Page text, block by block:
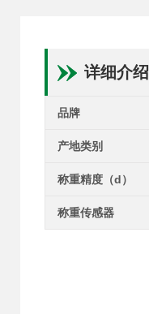
详细介绍
品牌
产地类别
称重精度（d）
称重传感器